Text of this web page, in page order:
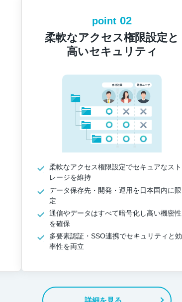
point 02
柔軟なアクセス権限設定と
高いセキュリティ
柔軟なアクセス権限設定でセキュアなスト
レージを維持
データ保存先・開発・運用を日本国内に限
定
通信やデータはすべて暗号化し高い機密性
を確保
多要素認証・SSO連携でセキュリティと効
率性を両立
詳細を見る